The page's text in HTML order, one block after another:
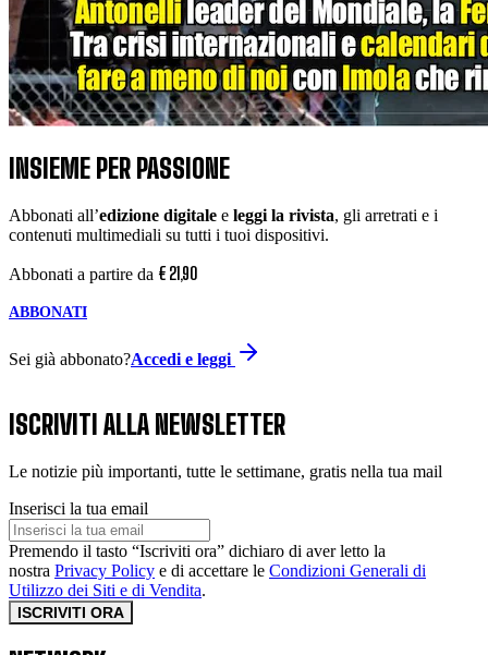
INSIEME PER PASSIONE
Abbonati all’edizione digitale e leggi la rivista, gli arretrati e i
contenuti multimediali su tutti i tuoi dispositivi.
Abbonati a partire da € 21,90
ABBONATI
Sei già abbonato?Accedi e leggi
ISCRIVITI ALLA NEWSLETTER
Le notizie più importanti, tutte le settimane, gratis nella tua mail
Inserisci la tua email
Premendo il tasto “Iscriviti ora” dichiaro di aver letto la
nostra Privacy Policy e di accettare le Condizioni Generali di
Utilizzo dei Siti e di Vendita.
ISCRIVITI ORA